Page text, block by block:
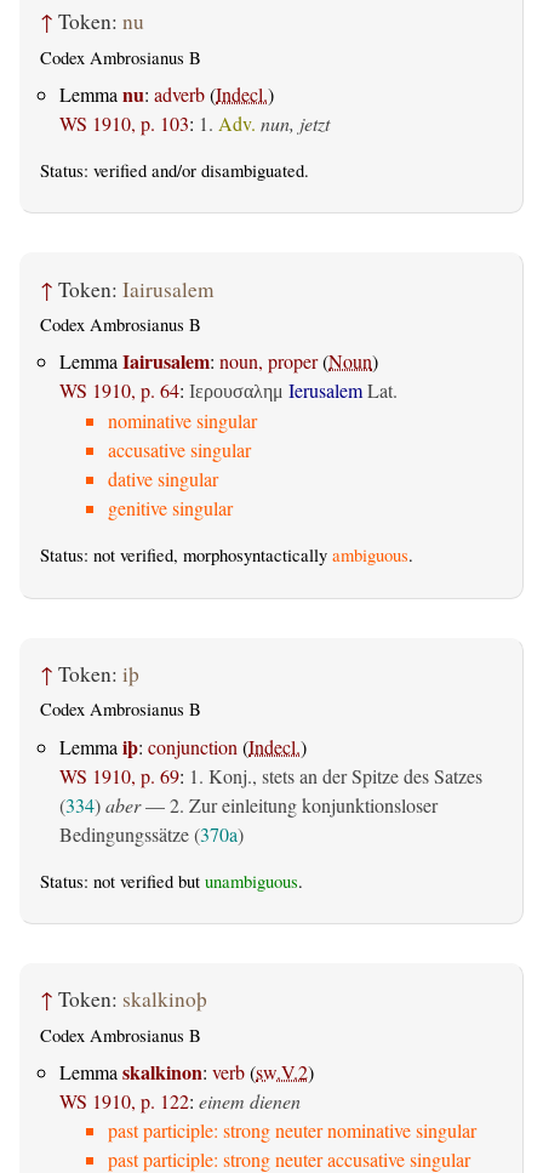
↑ Token: nu
Codex Ambrosianus B
Lemma nu: adverb(Indecl.)
WS 1910, p. 103: 1. Adv. nun, jetzt
Status: verified and/or disambiguated.
↑ Token: Iairusalem
Codex Ambrosianus B
LemmaIairusalem: noun, proper(Noun)
WS 1910, p. 64: Ιερουσαλημ IerusalemLat.
nominative singular
accusative singular
dative singular
genitive singular
Status: not verified, morphosyntactically ambiguous.
↑ Token: iþ
Codex Ambrosianus B
Lemma iþ: conjunction (Indecl.)
WS 1910, p. 69: 1. Konj., stets an der Spitze des Satzes
(334)aber— 2. Zur einleitung konjunktionsloser
Bedingungssätze (370a)
Status: not verified but unambiguous.
↑ Token: skalkinoþ
Codex Ambrosianus B
Lemma skalkinon: verb(sw.V.2)
WS 1910, p. 122: einem dienen
past participle: strong neuter nominative singular
past participle: strong neuter accusative singular